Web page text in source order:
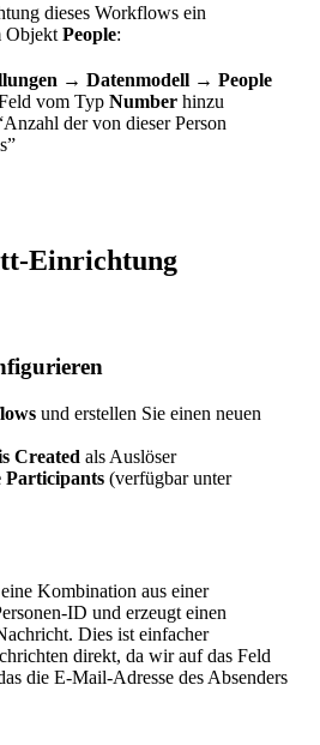
dieses Workflows ein
Objekt People:
→ Datenmodell → People
vom Typ Number hinzu
der von dieser Person
Einrichtung
und erstellen Sie einen neuen
Created als Auslöser
Participants (verfügbar unter
Kombination aus einer
ID und erzeugt einen
Dies ist einfacher
direkt, da wir auf das Feld
die E-Mail-Adresse des Absenders